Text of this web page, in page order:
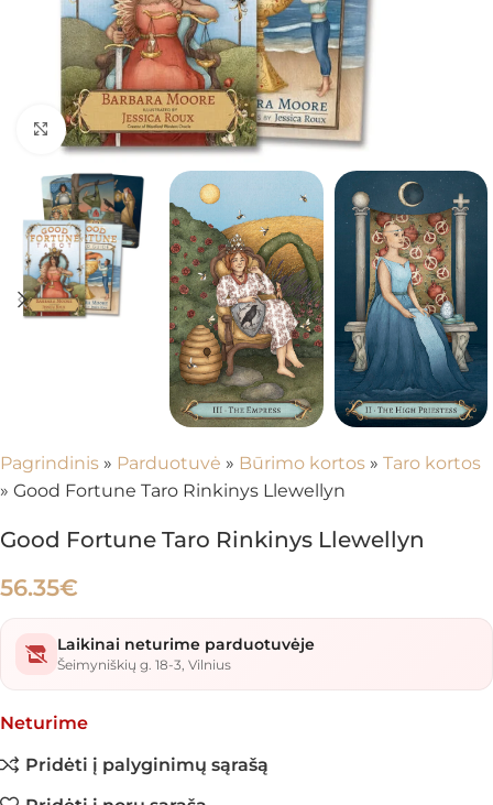
Spustelėkite, kad padidintumėte
Pagrindinis » Parduotuvė » Būrimo kortos » Taro kortos
» Good Fortune Taro Rinkinys Llewellyn
Good Fortune Taro Rinkinys Llewellyn
56.35€
Laikinai neturime parduotuvėje
Šeimyniškių g. 18-3, Vilnius
Neturime
Pridėti į palyginimų sąrašą